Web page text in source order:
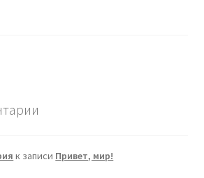
к записи Привет, мир!